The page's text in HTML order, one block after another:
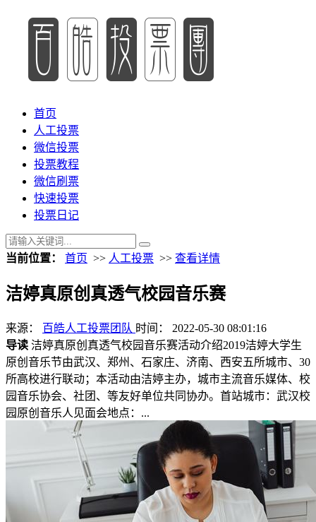
首页
人工投票
微信投票
投票教程
微信刷票
快速投票
投票日记
当前位置： 首页 >> 人工投票 >> 查看详情
洁婷真原创真透气校园音乐赛
来源： 百皓人工投票团队 时间： 2022-05-30 08:01:16
导读 洁婷真原创真透气校园音乐赛活动介绍2019洁婷大学生
原创音乐节由武汉、郑州、石家庄、济南、西安五所城市、30
所高校进行联动；本活动由洁婷主办，城市主流音乐媒体、校
园音乐协会、社团、等友好单位共同协办。首站城市：武汉校
园原创音乐人见面会地点：...